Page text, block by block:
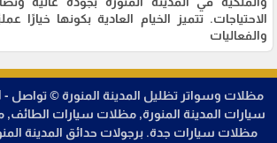
الاحتياجات. تتميز الخيام العادية بكونها خيارًا
والفعاليات
سيارات المدينة المنورة, مظلات سيارات
مظلات سيارات جدة. برجولات حدائق المدينة